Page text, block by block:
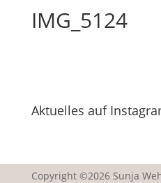
IMG_5124
Aktuelles auf
Copyright ©2026 Sunja